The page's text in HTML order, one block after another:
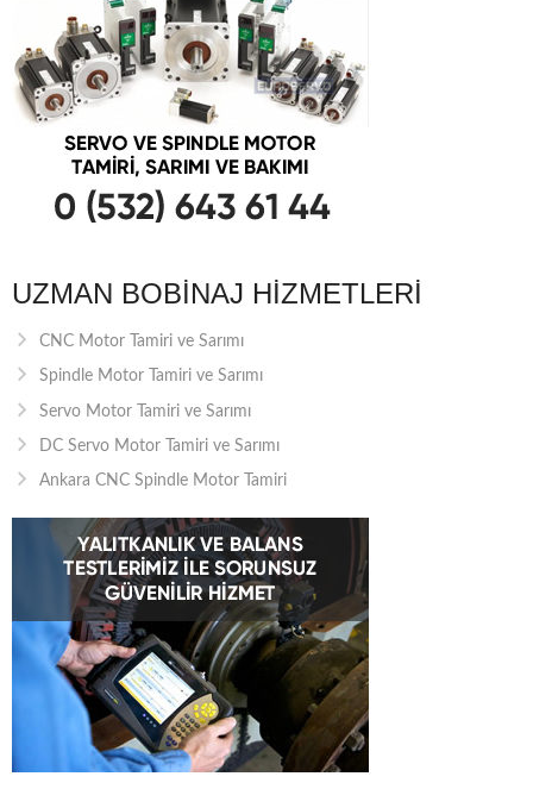
UZMAN BOBINAJ HIZMETLERI
CNC Motor Tamiri ve Sarımı
Spindle Motor Tamiri ve Sarımı
Servo Motor Tamiri ve Sarımı
DC Servo Motor Tamiri ve Sarımı
Ankara CNC Spindle Motor Tamiri